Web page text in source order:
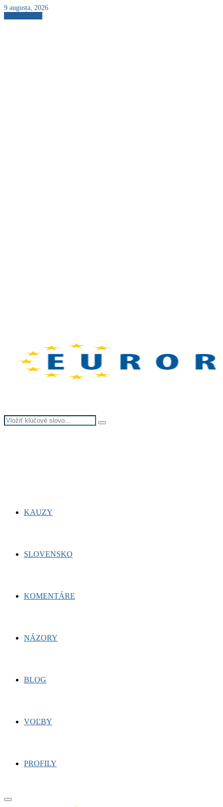
9 augusta, 2026
Search
Search
KAUZY
SLOVENSKO
KOMENTÁRE
NÁZORY
BLOG
VOĽBY
PROFILY
Primary